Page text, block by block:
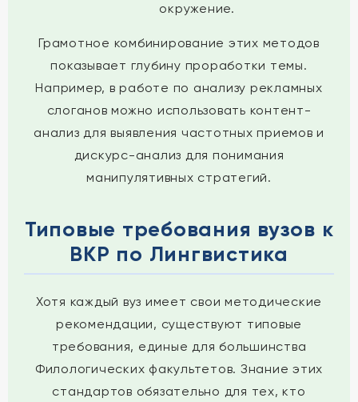
окружение.
Грамотное комбинирование этих методов
показывает глубину проработки темы.
Например, в работе по анализу рекламных
слоганов можно использовать контент-
анализ для выявления частотных приемов и
дискурс-анализ для понимания
манипулятивных стратегий.
Типовые требования вузов к
ВКР по Лингвистика
Хотя каждый вуз имеет свои методические
рекомендации, существуют типовые
требования, единые для большинства
Филологических факультетов. Знание этих
стандартов обязательно для тех, кто